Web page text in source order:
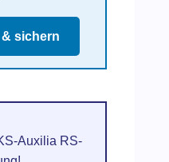
sichern
Auxilia RS-